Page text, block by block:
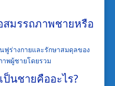
มรรถภาพชายหรือ
ร่างกายและรักษาสมดุลของ
พผู้ชายโดยรวม
ป็นชายคืออะไร?